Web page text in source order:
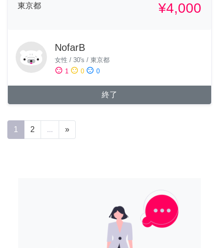
東京都
¥4,000
NofarB
女性 / 30's / 東京都
sentiment_satisfied 1 sentiment_neutral 0 sentiment_dissatisfied 0
終了
1 2 ... »